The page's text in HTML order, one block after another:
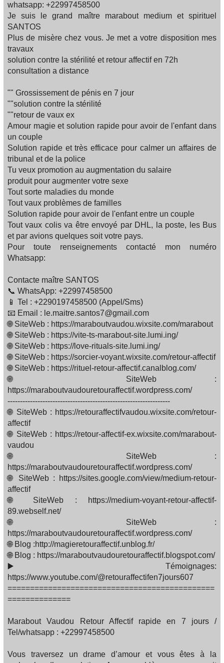
whatsapp: +22997458500
Je suis le grand maître marabout medium et spirituel
SANTOS
Plus de misère chez vous. Je met a votre disposition mes
travaux
solution contre la stérilité et retour affectif en 72h
consultation a distance
"" Grossissement de pénis en 7 jour
""solution contre la stérilité
""retour de vaux ex
Amour magie et solution rapide pour avoir de l'enfant dans
un couple
Solution rapide et très efficace pour calmer un affaires de
tribunal et de la police
Tu veux promotion au augmentation du salaire
produit pour augmenter votre sexe
Tout sorte maladies du monde
Tout vaux problèmes de familles‍‍‍
Solution rapide pour avoir de l'enfant entre un couple
Tout vaux colis va être envoyé par DHL, la poste, les Bus
et par avions quelques soit votre pays.
Pour toute renseignements contacté mon numéro
Whatsapp:
Contacte maître SANTOS
📞 WhatsApp: +22997458500
📱 Tel : +2290197458500 (Appel/Sms)
📧 Email : le.maitre.santos7@gmail.com
🌐 SiteWeb : https://maraboutvaudou.wixsite.com/marabout
🌐 SiteWeb : https://vite-ts-marabout-site.lumi.ing/
🌐 SiteWeb : https://love-rituals-site.lumi.ing/
🌐 SiteWeb : https://sorcier-voyant.wixsite.com/retour-affectif
🌐 SiteWeb : https://rituel-retour-affectif.canalblog.com/
🌐 SiteWeb :
https://maraboutvaudouretouraffectif.wordpress.com/
-----------------------------------------------------------------
🌐 SiteWeb : https://retouraffectifvaudou.wixsite.com/retour-
affectif
🌐 SiteWeb : https://retour-affectif-ex.wixsite.com/marabout-
vaudou
🌐 SiteWeb :
https://maraboutvaudouretouraffectif.wordpress.com/
🌐 SiteWeb : https://sites.google.com/view/medium-retour-
affectif
🌐 SiteWeb : https://medium-voyant-retour-affectif-
89.webself.net/
🌐 SiteWeb :
https://maraboutvaudouretouraffectif.wordpress.com/
🌐 Blog :http://magieretouraffectif.unblog.fr/
🌐 Blog : https://maraboutvaudouretouraffectif.blogspot.com/
▶️ Témoignages:
https://www.youtube.com/@retouraffectifen7jours607
==============================================
==============
Marabout Vaudou Retour Affectif rapide en 7 jours /
Tel/whatsapp : +22997458500
Vous traversez un drame d’amour et vous êtes à la